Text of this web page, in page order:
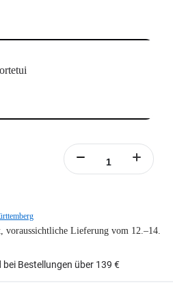
voraussichtliche Lieferung vom 12.–14.
Bestellungen über 139 €